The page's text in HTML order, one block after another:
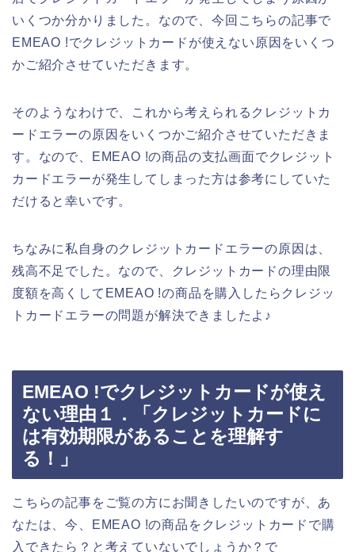
いくつか分かりました。なので、今回こちらの記事で
EMEAO !でクレジットカードが使えない原因をいくつ
かご紹介させていただきます。
そのようなわけで、これから考えられるクレジットカ
ードエラーの原因をいくつかご紹介させていただきま
す。なので、EMEAO !の商品の支払画面でクレジット
カードエラーが発生してしまった方は参考にしていた
だけると幸いです。
ちなみに私自身のクレジットカードエラーの原因は、
残高不足でした。なので、クレジットカードの理由限
度額を高くしてEMEAO !の商品を購入したらクレジッ
トカードエラーの問題が解決できましたよ♪
EMEAO !でクレジットカードが使え
ない理由１．「クレジットカードに
は有効期限があることを理解す
る！」
こちらの記事をご覧の方にお聞きしたいのですが、あ
なたは、今、EMEAO !の商品をクレジットカードで購
入できたら？と考えていないでしょうか？で